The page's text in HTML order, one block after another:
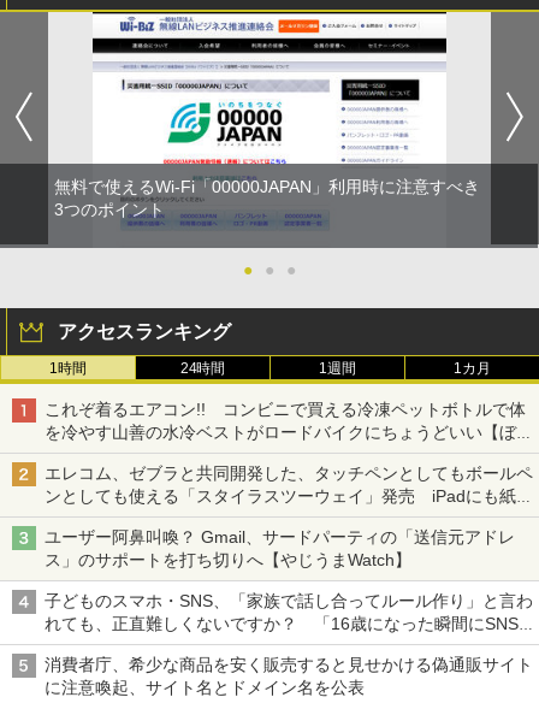
無料で使えるWi-Fi「00000JAPAN」利用時に注意すべき
3つのポイント
● ● ●
アクセスランキング
1時間 24時間 1週間 1カ月
これぞ着るエアコン!! コンビニで買える冷凍ペットボトルで体
を冷やす山善の水冷ベストがロードバイクにちょうどいい【ぼっ
ち・ざ・ろーど！その14】【空いた時間でなにしてる？】
エレコム、ゼブラと共同開発した、タッチペンとしてもボールペ
ンとしても使える「スタイラスツーウェイ」発売 iPadにも紙に
も、持ち替えずに書き込める
ユーザー阿鼻叫喚？ Gmail、サードパーティの「送信元アドレ
ス」のサポートを打ち切りへ【やじうまWatch】
子どものスマホ・SNS、「家族で話し合ってルール作り」と言わ
れても、正直難しくないですか？ 「16歳になった瞬間にSNS
デビューする方が怖い」という上沼紫野弁護士にヒントを聞く
消費者庁、希少な商品を安く販売すると見せかける偽通販サイト
に注意喚起、サイト名とドメイン名を公表